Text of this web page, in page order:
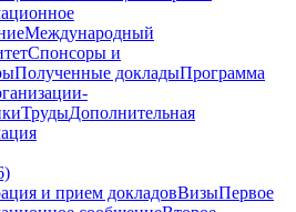
Международный
Спонсоры и
Полученные докладыПрограмма
ТрудыДополнительная
и прием докладовВизыПервое